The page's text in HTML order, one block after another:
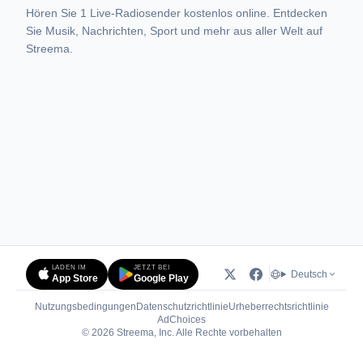
Hören Sie 1 Live-Radiosender kostenlos online. Entdecken
Sie Musik, Nachrichten, Sport und mehr aus aller Welt auf
Streema.
LADEN IM
App Store
JETZT BEI
Google Play Deutsch
Nutzungsbedingungen DatenschutzrichtlinieUrheberrechtsrichtlinie
AdChoices(öffnet in neuem Tab)
© 2026 Streema, Inc. Alle Rechte vorbehalten